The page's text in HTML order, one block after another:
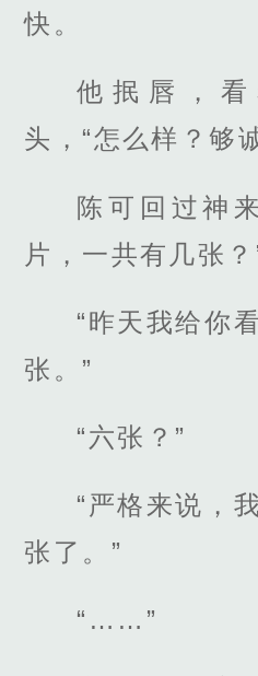
快。
他抿唇，
头，“怎么样？够
陈可回过神
片，一共有几张？
“昨天我给你
张。”
“六张？”
“严格来说，
张了。”
“……”